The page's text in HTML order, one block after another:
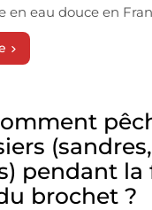
en eau douce en
pendant
brochet ?